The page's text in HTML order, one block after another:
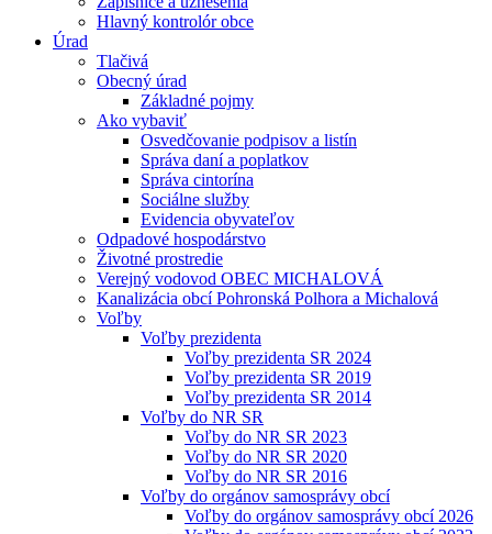
Hlavný kontrolór obce
Úrad
Tlačivá
Obecný úrad
Základné pojmy
Ako vybaviť
Osvedčovanie podpisov a listín
Správa daní a poplatkov
Správa cintorína
Sociálne služby
Evidencia obyvateľov
Odpadové hospodárstvo
Životné prostredie
Verejný vodovod OBEC MICHALOVÁ
Kanalizácia obcí Pohronská Polhora a Michalová
Voľby
Voľby prezidenta
Voľby prezidenta SR 2024
Voľby prezidenta SR 2019
Voľby prezidenta SR 2014
Voľby do NR SR
Voľby do NR SR 2023
Voľby do NR SR 2020
Voľby do NR SR 2016
Voľby do orgánov samosprávy obcí
Voľby do orgánov samosprávy obcí 2026